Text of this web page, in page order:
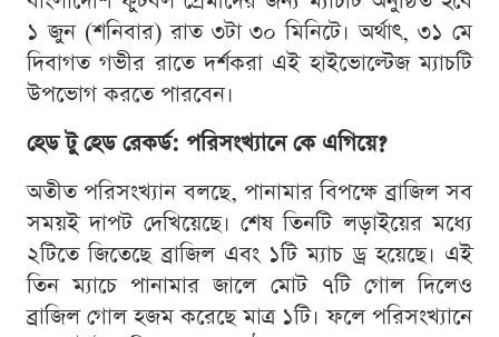
১ জুন (শনিবার) রাত ৩টা ৩০ মিনিটে। অর্থাৎ, ৩১ মে
দিবাগত গভীর রাতে দর্শকরা এই হাইভোল্টেজ ম্যাচটি
উপভোগ করতে পারবেন।
হেড টু হেড রেকর্ড: পরিসংখ্যানে কে এগিয়ে?
অতীত পরিসংখ্যান বলছে, পানামার বিপক্ষে ব্রাজিল সব
সময়ই দাপট দেখিয়েছে। শেষ তিনটি লড়াইয়ের মধ্যে
২টিতে জিতেছে ব্রাজিল এবং ১টি ম্যাচ ড্র হয়েছে। এই
তিন ম্যাচে পানামার জালে মোট ৭টি গোল দিলেও
ব্রাজিল গোল হজম করেছে মাত্র ১টি। ফলে পরিসংখ্যানে